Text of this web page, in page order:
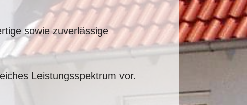
sowie zuverlässige
Leistungsspektrum vor.